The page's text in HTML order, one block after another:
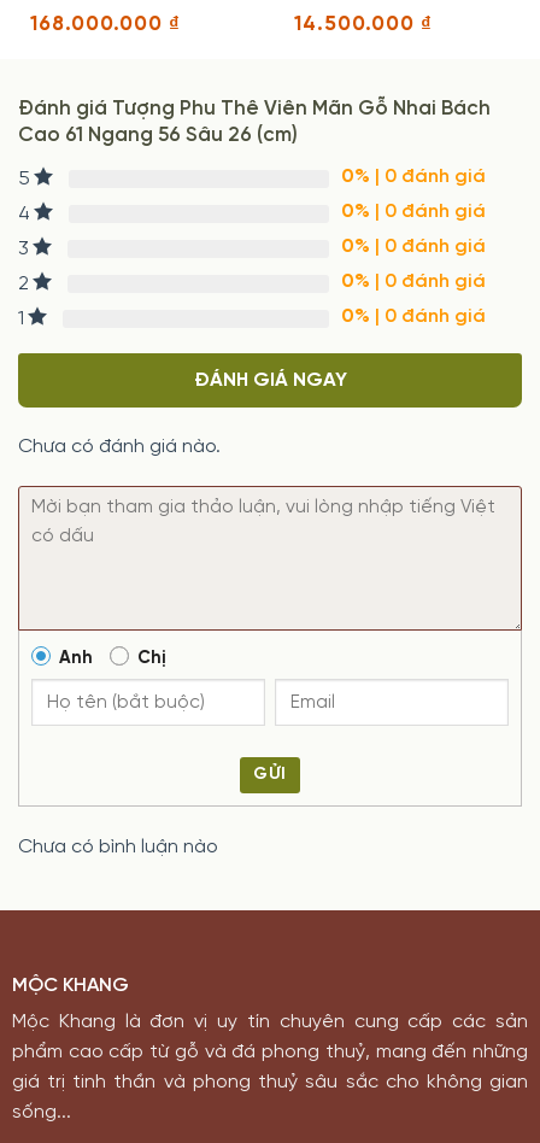
Ngang 120 Sâu 55 (cm)
168.000.000 ₫
Sâu 8 (cm)
14.500.000 ₫
Đánh giá Tượng Phu Thê Viên Mãn Gỗ Nhai Bách
Cao 61 Ngang 56 Sâu 26 (cm)
5 0% | 0 đánh giá
4
0% | 0 đánh giá
3
0% | 0 đánh giá
2
0% | 0 đánh giá
1
0% | 0 đánh giá
ĐÁNH GIÁ NGAY
Chưa có đánh giá nào.
Anh Chị
GỬI
Chưa có bình luận nào
MỘC KHANG
Mộc Khang là đơn vị uy tín chuyên cung cấp các sản
phẩm cao cấp từ gỗ và đá phong thuỷ, mang đến những
giá trị tinh thần và phong thuỷ sâu sắc cho không gian
sống...